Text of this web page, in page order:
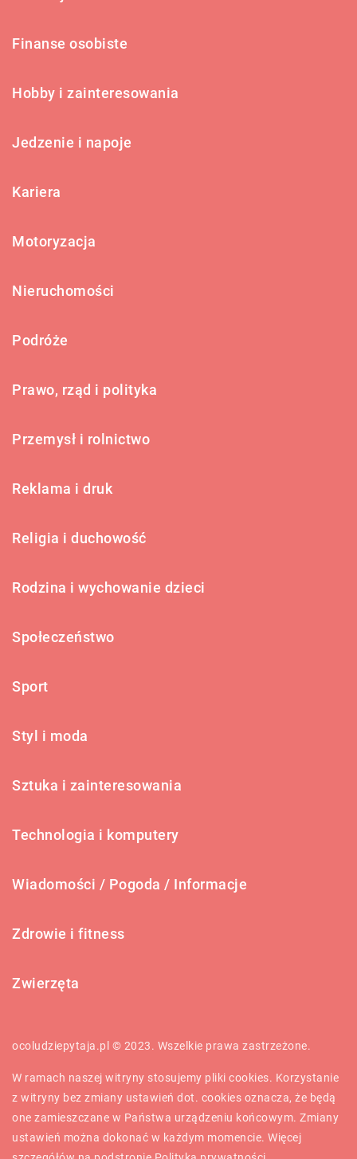
Finanse osobiste
Hobby i zainteresowania
Jedzenie i napoje
Kariera
Motoryzacja
Nieruchomości
Podróże
Prawo, rząd i polityka
Przemysł i rolnictwo
Reklama i druk
Religia i duchowość
Rodzina i wychowanie dzieci
Społeczeństwo
Sport
Styl i moda
Sztuka i zainteresowania
Technologia i komputery
Wiadomości / Pogoda / Informacje
Zdrowie i fitness
Zwierzęta
ocoludziepytaja.pl © 2023. Wszelkie prawa zastrzeżone.
W ramach naszej witryny stosujemy pliki cookies. Korzystanie
z witryny bez zmiany ustawień dot. cookies oznacza, że będą
one zamieszczane w Państwa urządzeniu końcowym. Zmiany
ustawień można dokonać w każdym momencie. Więcej